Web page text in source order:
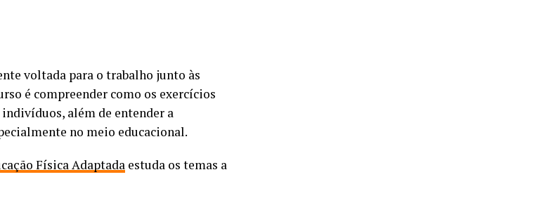
voltada para o trabalho junto às
é compreender como os exercícios
além de entender a
no meio educacional.
Física Adaptada estuda os temas a